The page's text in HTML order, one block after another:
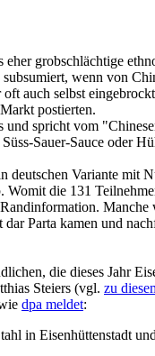
grobschlächtige
wenn von
auch selbst
postierten.
spricht vom
Sauer-Sauce oder
deutschen Variante
die 131
Parta kamen und
die dieses Jahr
Steiers (vgl. zu
dpa meldet:
in Eisenhüttenstadt